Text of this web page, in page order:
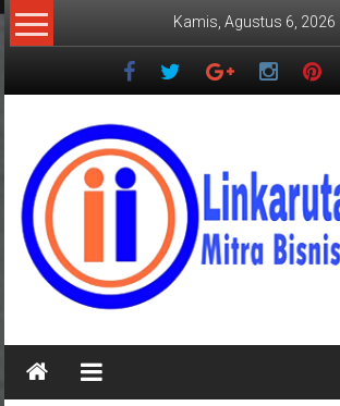
Lompat
ke
Kamis, Agustus 6, 2026
LINKARUTAMA.COM
Mitra